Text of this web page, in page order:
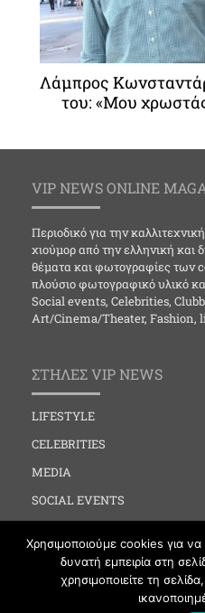
Λάμπρος
του: «Μου
VIP NEWS ONLINE
Περιοδικό για την
χιούμορ από την ελληνική και
θέματα και φωτογραφίες των
πλούσιο φωτογραφικό υλικό
Social events, Celebrities,
Art/Cinema/Theater, Fashion,
ΣΤΗΛΕΣ VIP NEWS
LIFESTYLE
CELEBRITIES
MEDIA
SOCIAL EVENTS
FASHION
NEWS
Χρησιμοποιούμε cookies για
δυνατή εμπειρία στη
χρησιμοποιείτε τη